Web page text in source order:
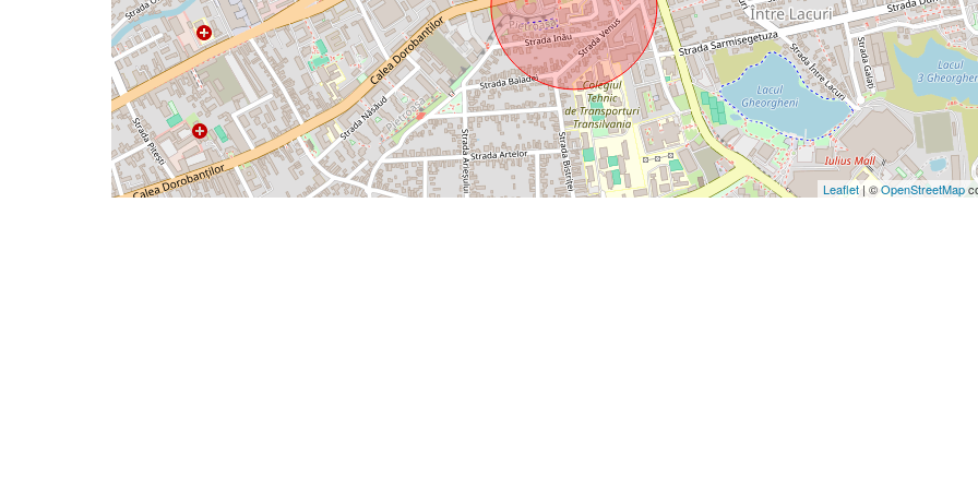
Leaflet| ©OpenStreetMap